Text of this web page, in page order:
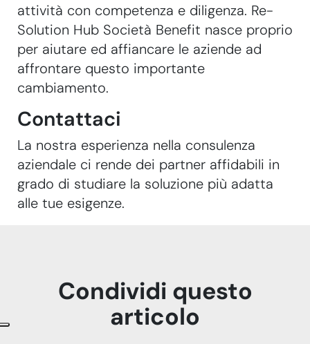
attività con competenza e diligenza. Re-
Solution Hub Società Benefit nasce proprio
per aiutare ed affiancare le aziende ad
affrontare questo importante
cambiamento.
Contattaci
La nostra esperienza nella consulenza
aziendale ci rende dei partner affidabili in
grado di studiare la soluzione più adatta
alle tue esigenze.
Condividi questo
articolo